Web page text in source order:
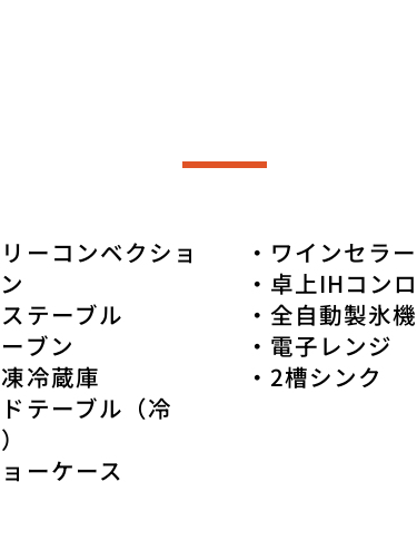
ーコンベクショ
テーブル
ブン
冷蔵庫
テーブル（冷
ーケース
・ワインセラー
・卓上IHコンロ
・全自動製氷機
・電子レンジ
・2槽シンク